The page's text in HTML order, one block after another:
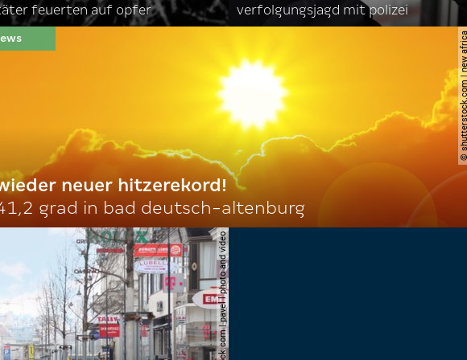
feuerten auf opfer
verfolgungsjagd mit polizei
©
neuer hitzerekord!
grad in bad deutsch-altenburg
© shutterstock.com | pavel l photo and video